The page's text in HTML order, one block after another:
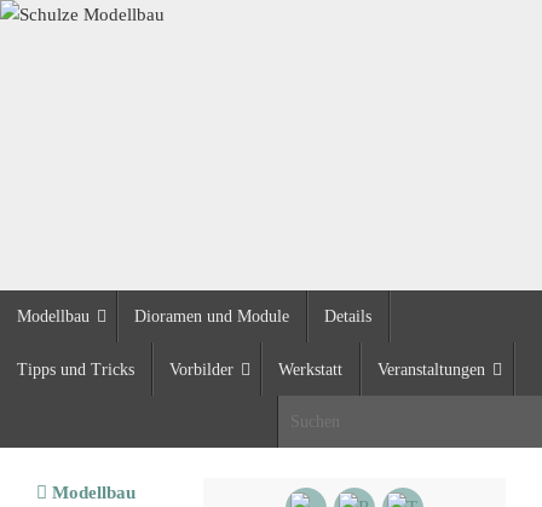
Zum
Inhalt
Modellbau Dioramen und Module Details
Tipps und Tricks Vorbilder Werkstatt Veranstaltungen
Start
Modellbau